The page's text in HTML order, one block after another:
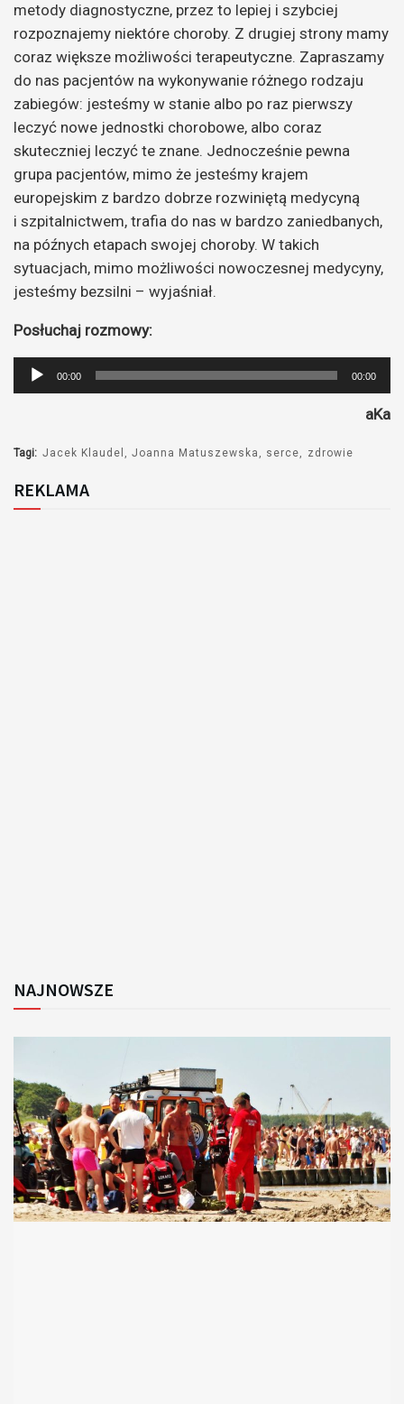
metody diagnostyczne, przez to lepiej i szybciej
rozpoznajemy niektóre choroby. Z drugiej strony mamy
coraz większe możliwości terapeutyczne. Zapraszamy
do nas pacjentów na wykonywanie różnego rodzaju
zabiegów: jesteśmy w stanie albo po raz pierwszy
leczyć nowe jednostki chorobowe, albo coraz
skuteczniej leczyć te znane. Jednocześnie pewna
grupa pacjentów, mimo że jesteśmy krajem
europejskim z bardzo dobrze rozwiniętą medycyną
i szpitalnictwem, trafia do nas w bardzo zaniedbanych,
na późnych etapach swojej choroby. W takich
sytuacjach, mimo możliwości nowoczesnej medycyny,
jesteśmy bezsilni – wyjaśniał.
Posłuchaj rozmowy:
Odtwarzacz
plików
00:00 00:00
aKa
Tagi: Jacek Klaudel Joanna Matuszewska serce zdrowie
REKLAMA
NAJNOWSZE